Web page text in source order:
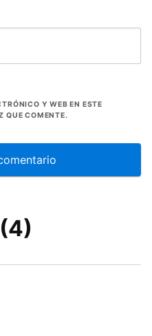
Y WEB EN ESTE
QUE COMENTE.